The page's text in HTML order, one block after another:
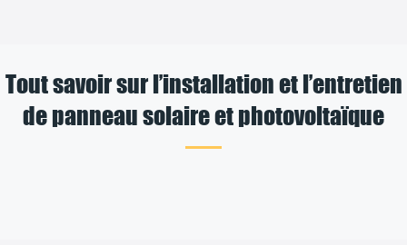
Tout savoir sur l’installation et l’entretien
de panneau solaire et photovoltaïque